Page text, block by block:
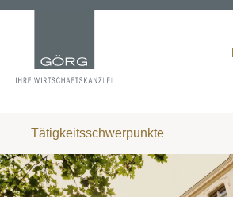
Tätigkeitsschwerpunkte